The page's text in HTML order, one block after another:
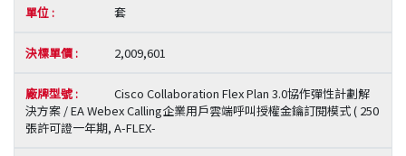
套
2,009,601
Cisco Collaboration Flex Plan 3.0協作彈性計劃解
決方案 / EA Webex Calling企業用戶雲端呼叫授權金鑰訂閱模式 ( 250
張許可證一年期, A-FLEX-